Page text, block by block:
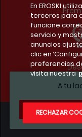
A tu
Condiciones
En EROSKI
terceros para
funcione
servicio y
anuncios
clic en
preferencias
visita nuestra
RECHAZAR